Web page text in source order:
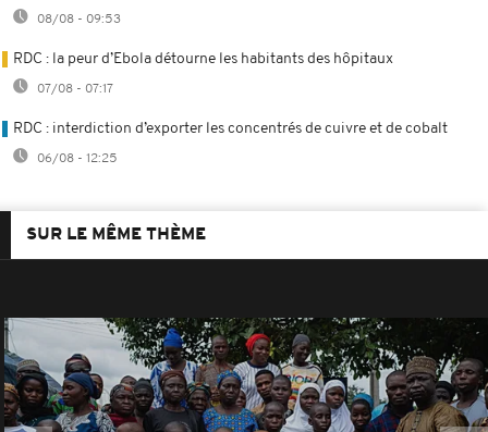
08/08 - 09:53
RDC : la peur d’Ebola détourne les habitants des hôpitaux
07/08 - 07:17
RDC : interdiction d’exporter les concentrés de cuivre et de cobalt
06/08 - 12:25
SUR LE MÊME THÈME